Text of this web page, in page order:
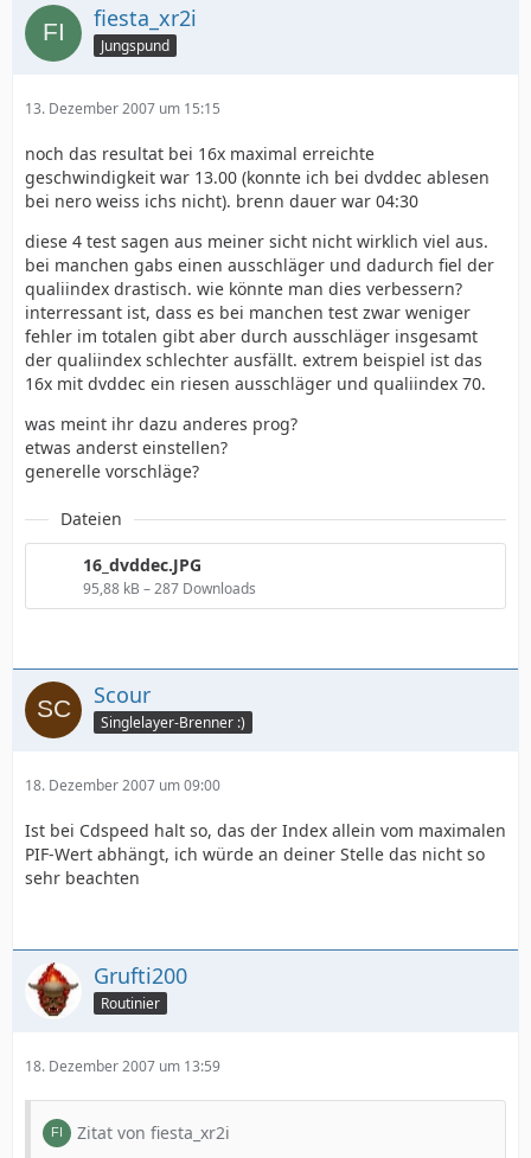
fiesta_xr2i
Jungspund
13. Dezember 2007 um 15:15
noch das resultat bei 16x maximal erreichte
geschwindigkeit war 13.00 (konnte ich bei dvddec ablesen
bei nero weiss ichs nicht). brenn dauer war 04:30
diese 4 test sagen aus meiner sicht nicht wirklich viel aus.
bei manchen gabs einen ausschläger und dadurch fiel der
qualiindex drastisch. wie könnte man dies verbessern?
interressant ist, dass es bei manchen test zwar weniger
fehler im totalen gibt aber durch ausschläger insgesamt
der qualiindex schlechter ausfällt. extrem beispiel ist das
16x mit dvddec ein riesen ausschläger und qualiindex 70.
was meint ihr dazu anderes prog?
etwas anderst einstellen?
generelle vorschläge?
Dateien
16_dvddec.JPG
95,88 kB – 287 Downloads
Scour
Singlelayer-Brenner :)
18. Dezember 2007 um 09:00
Ist bei Cdspeed halt so, das der Index allein vom maximalen
PIF-Wert abhängt, ich würde an deiner Stelle das nicht so
sehr beachten
Grufti200
Routinier
18. Dezember 2007 um 13:59
Zitat von fiesta_xr2i